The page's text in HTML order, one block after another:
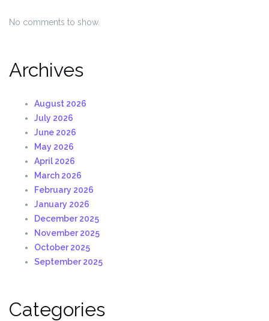
No comments to show.
Archives
August 2026
July 2026
June 2026
May 2026
April 2026
March 2026
February 2026
January 2026
December 2025
November 2025
October 2025
September 2025
Categories